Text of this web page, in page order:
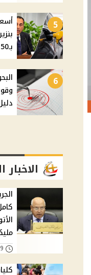
5
بـ20.50 جنيه
6
الاخبار
09 أغسطس, 2026 02:29 م